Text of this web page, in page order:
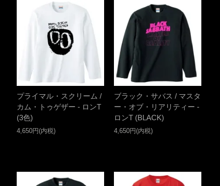
プライマル・スクリーム /
カム・トゥゲザー - ロンT
(3色)
4,650円(内税)
ブラック・サバス / マスタ
ー・オブ・リアリティー -
ロンT (BLACK)
4,650円(内税)